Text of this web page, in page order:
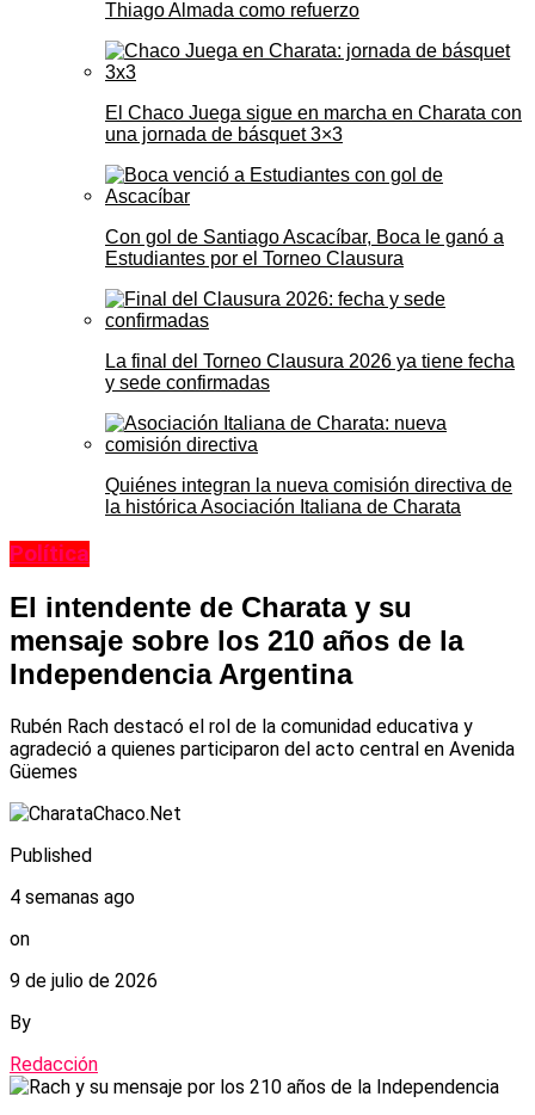
Thiago Almada como refuerzo
El Chaco Juega sigue en marcha en Charata con
una jornada de básquet 3×3
Con gol de Santiago Ascacíbar, Boca le ganó a
Estudiantes por el Torneo Clausura
La final del Torneo Clausura 2026 ya tiene fecha
y sede confirmadas
Quiénes integran la nueva comisión directiva de
la histórica Asociación Italiana de Charata
Política
El intendente de Charata y su
mensaje sobre los 210 años de la
Independencia Argentina
Rubén Rach destacó el rol de la comunidad educativa y
agradeció a quienes participaron del acto central en Avenida
Güemes
Published
4 semanas ago
on
9 de julio de 2026
By
Redacción